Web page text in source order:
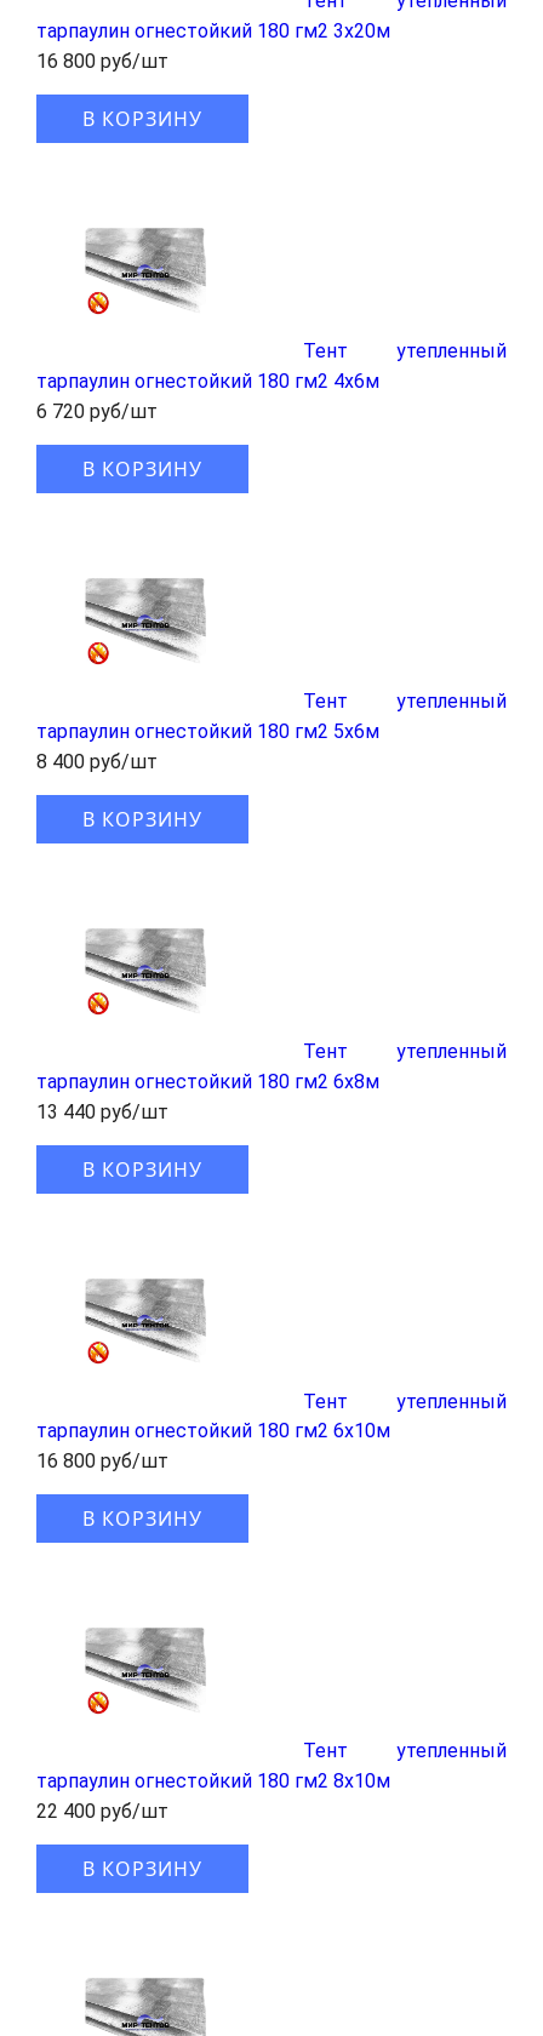
тарпаулин огнестойкий 180 гм2 3x20м
16 800 руб/шт
В КОРЗИНУ
Тент утепленный
тарпаулин огнестойкий 180 гм2 4x6м
6 720 руб/шт
В КОРЗИНУ
Тент утепленный
тарпаулин огнестойкий 180 гм2 5x6м
8 400 руб/шт
В КОРЗИНУ
Тент утепленный
тарпаулин огнестойкий 180 гм2 6x8м
13 440 руб/шт
В КОРЗИНУ
Тент утепленный
тарпаулин огнестойкий 180 гм2 6x10м
16 800 руб/шт
В КОРЗИНУ
Тент утепленный
тарпаулин огнестойкий 180 гм2 8x10м
22 400 руб/шт
В КОРЗИНУ